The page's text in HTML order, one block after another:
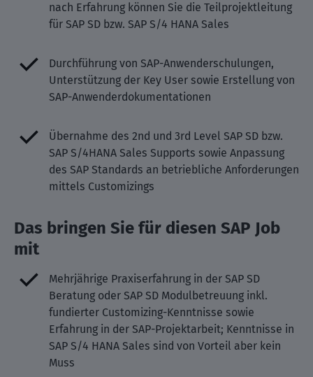
nach Erfahrung können Sie die Teilprojektleitung
für SAP SD bzw. SAP S/4 HANA Sales
Durchführung von SAP-Anwenderschulungen,
Unterstützung der Key User sowie Erstellung von
SAP-Anwenderdokumentationen
Übernahme des 2nd und 3rd Level SAP SD bzw.
SAP S/4HANA Sales Supports sowie Anpassung
des SAP Standards an betriebliche Anforderungen
mittels Customizings
Das bringen Sie für diesen SAP Job
mit
Mehrjährige Praxiserfahrung in der SAP SD
Beratung oder SAP SD Modulbetreuung inkl.
fundierter Customizing-Kenntnisse sowie
Erfahrung in der SAP-Projektarbeit; Kenntnisse in
SAP S/4 HANA Sales sind von Vorteil aber kein
Muss